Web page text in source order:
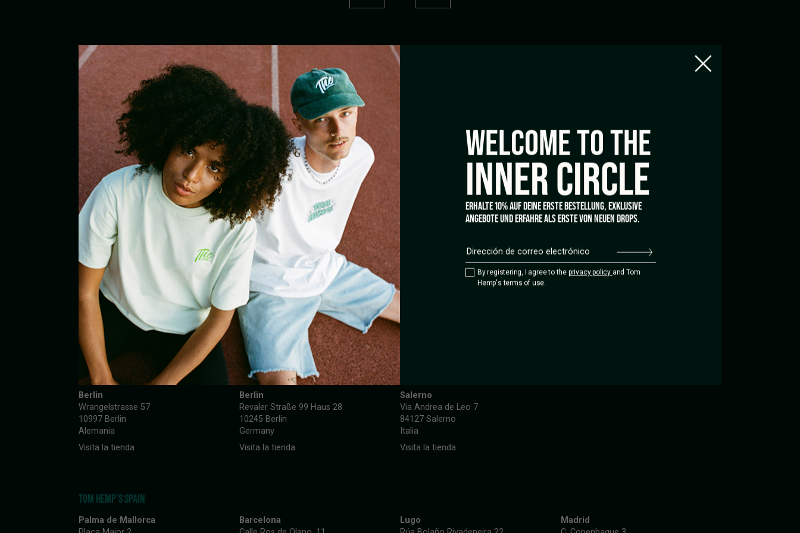
TOM HEMP'S
Sobre nosotros
Signature Stores
Localizar tiendas
CBD Bike Deliveries en Berlin
My Account
Franchise
Trabajar en Tom Hemp’s
CONTÁCTENOS
Call us
Whatsapp
Write a mail
Contacto
By registering, I agree to the privacy policy
Hemp's terms of use.
BIKE
DELIVERY
PICK-UP
Política de cancelación
IDIOMA
TOM HEMP'S GERMANY
Berlin
Wrangelstrasse 57
10997 Berlin
Alemania
Visita la tienda
Berlin
Revaler Straße 99 Haus 28
10245 Berlin
Germany
Visita la tienda
Salerno
Via Andrea de Leo 7
84127 Salerno
Italia
Visita la tienda
TOM HEMP'S SPAIN
Palma de Mallorca
Barcelona
Lugo
Madrid
WELCOME TO THE
INNER CIRCLE
ERHALTE 10% AUF DEINE ERSTE BESTELLUNG, EXKLUSIVE
ANGEBOTE UND ERFAHRE ALS ERSTE VON NEUEN DROPS.
By registering, I agree to the privacy policy and Tom
Hemp's terms of use.